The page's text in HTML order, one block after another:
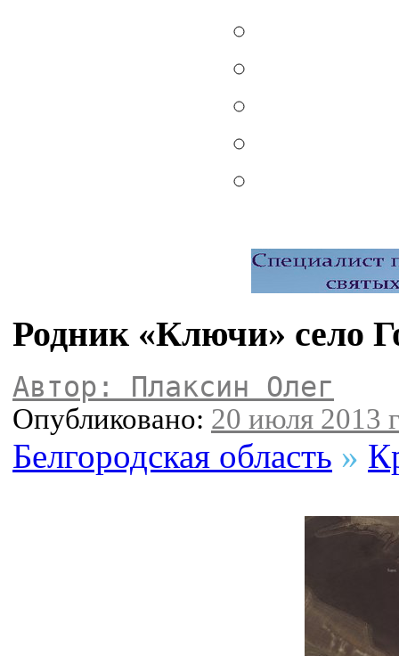
Родник «Ключи» село
Автор: Плаксин Олег
Опубликовано: 20 июля 2013
Белгородская область »